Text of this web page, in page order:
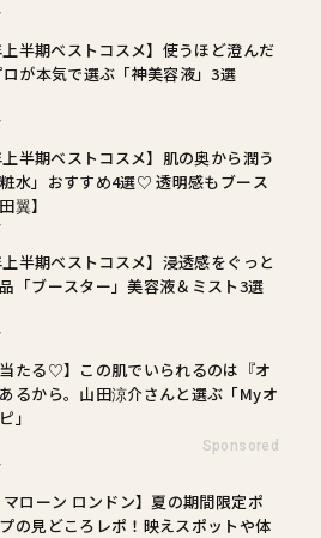
上半期ベストコスメ】使うほど澄んだ
が本気で選ぶ「神美容液」3選
上半期ベストコスメ】肌の奥から潤う
粧水」おすすめ4選♡ 透明感もブース
翼】
上半期ベストコスメ】浸透感をぐっと
「ブースター」美容液＆ミスト3選
当たる♡】この肌でいられるのは『オ
るから。山田涼介さんと選ぶ「Myオ
」
Sponsored
マローン ロンドン】夏の期間限定ポ
の見どころレポ！映えスポットや体